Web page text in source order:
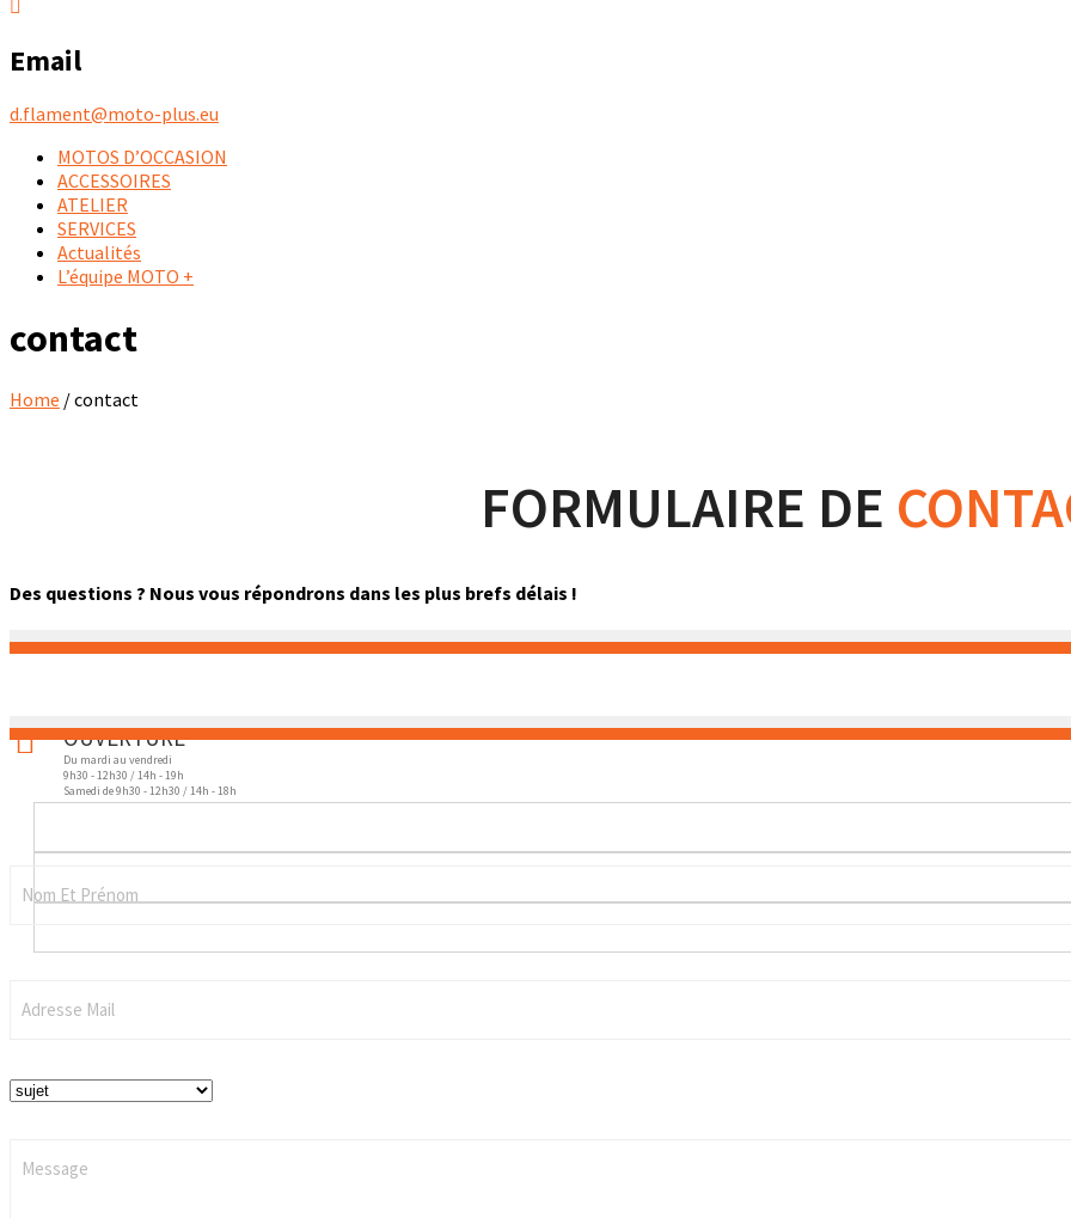
Email
d.flament@moto-plus.eu
MOTOS D’OCCASION
ACCESSOIRES
ATELIER
SERVICES
Actualités
L’équipe MOTO +
contact
Home / contact
FORMULAIRE DE
Des questions ? Nous vous répondrons dans les plus brefs délais !
OUVERTURE
Du mardi au vendredi
9h30 - 12h30 / 14h - 19h
Samedi de 9h30 - 12h30 / 14h - 18h
03 20 07 85 10
Nom Et Prénom
Adresse Mail
Message